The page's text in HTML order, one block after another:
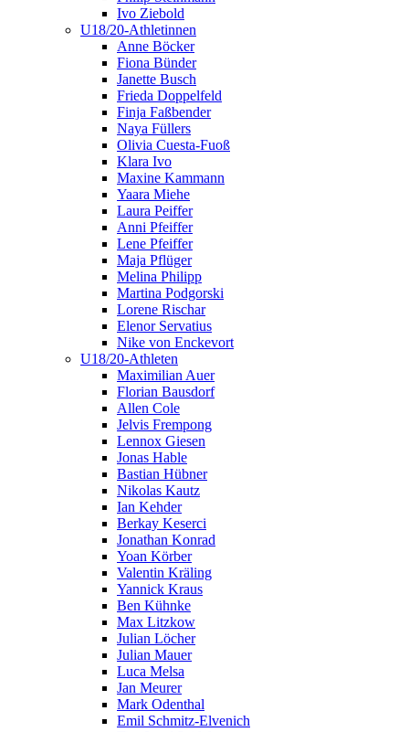
Ivo Ziebold
U18/20-Athletinnen
Anne Böcker
Fiona Bünder
Janette Busch
Frieda Doppelfeld
Finja Faßbender
Naya Füllers
Olivia Cuesta-Fuoß
Klara Ivo
Maxine Kammann
Yaara Miehe
Laura Peiffer
Anni Pfeiffer
Lene Pfeiffer
Maja Pflüger
Melina Philipp
Martina Podgorski
Lorene Rischar
Elenor Servatius
Nike von Enckevort
U18/20-Athleten
Maximilian Auer
Florian Bausdorf
Allen Cole
Jelvis Frempong
Lennox Giesen
Jonas Hable
Bastian Hübner
Nikolas Kautz
Ian Kehder
Berkay Keserci
Jonathan Konrad
Yoan Körber
Valentin Kräling
Yannick Kraus
Ben Kühnke
Max Litzkow
Julian Löcher
Julian Mauer
Luca Melsa
Jan Meurer
Mark Odenthal
Emil Schmitz-Elvenich